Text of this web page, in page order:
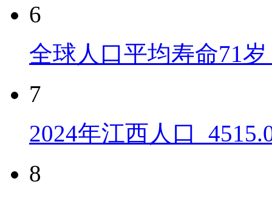
6
全球人口平均寿命71
7
2024年江西人口
8